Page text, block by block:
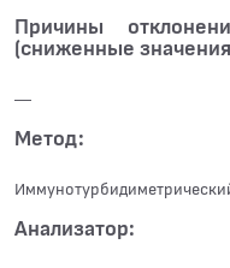
Причины
(сниженные
—
Метод:
Анализатор: